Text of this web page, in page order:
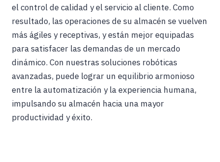
el control de calidad y el servicio al cliente. Como
resultado, las operaciones de su almacén se vuelven
más ágiles y receptivas, y están mejor equipadas
para satisfacer las demandas de un mercado
dinámico. Con nuestras soluciones robóticas
avanzadas, puede lograr un equilibrio armonioso
entre la automatización y la experiencia humana,
impulsando su almacén hacia una mayor
productividad y éxito.